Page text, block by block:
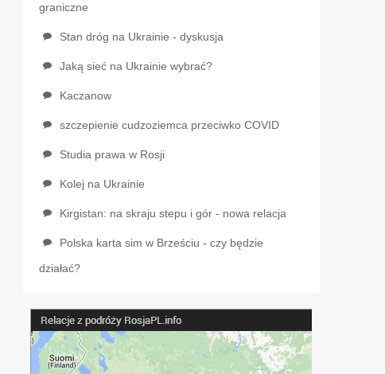
graniczne
Stan dróg na Ukrainie - dyskusja
Jaką sieć na Ukrainie wybrać?
Kaczanow
szczepienie cudzoziemca przeciwko COVID
Studia prawa w Rosji
Kolej na Ukrainie
Kirgistan: na skraju stepu i gór - nowa relacja
Polska karta sim w Brześciu - czy będzie
działać?